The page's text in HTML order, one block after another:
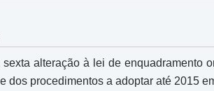
sexta alteração à lei de enquadramento
dos procedimentos a adoptar até 2015